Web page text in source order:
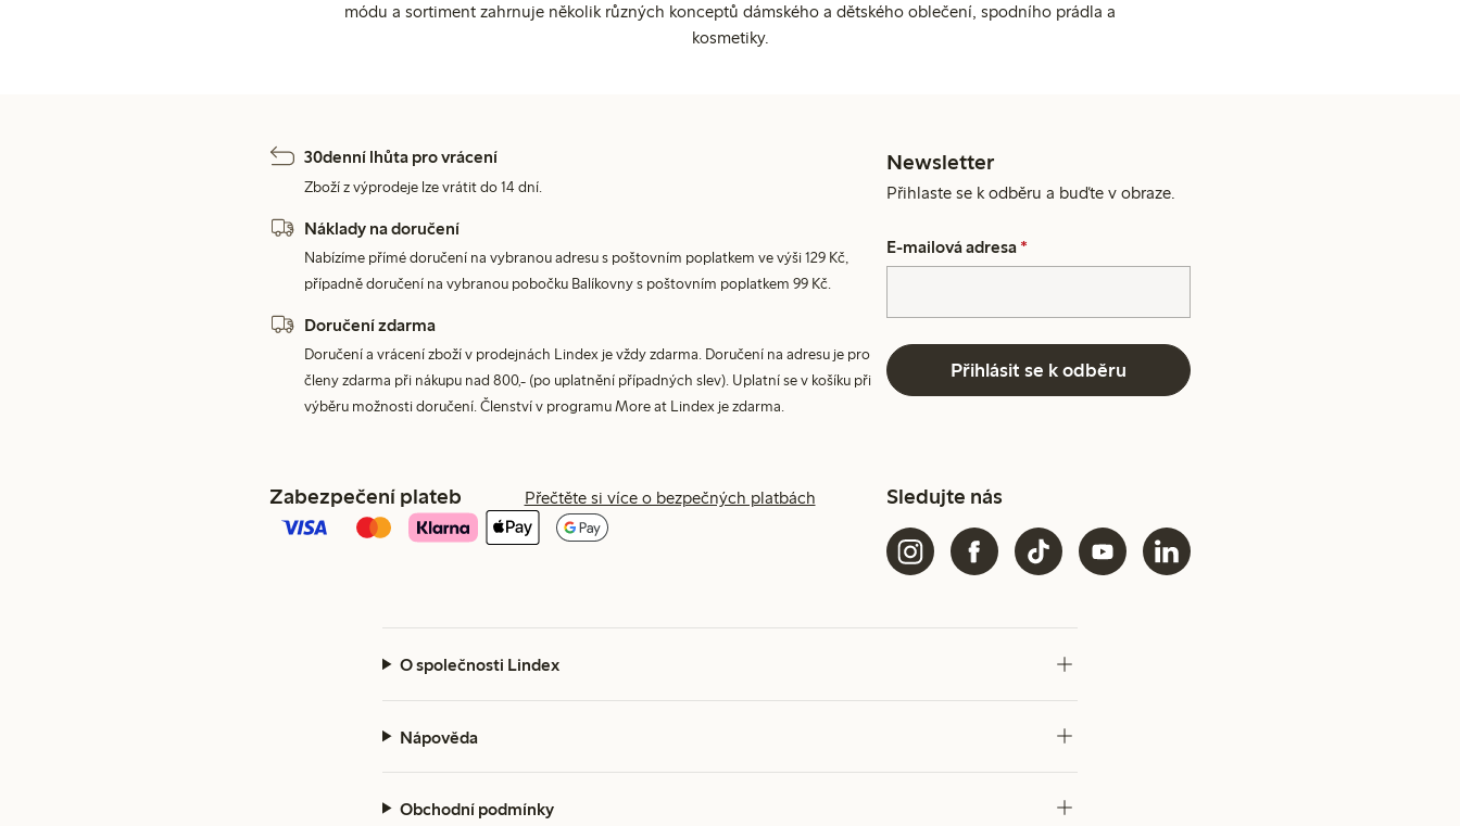
módu a sortiment zahrnuje několik různých konceptů dámského a dětského oblečení, spodního prádla a
kosmetiky.
30denní lhůta pro vrácení
Zboží z výprodeje lze vrátit do 14 dní.
Náklady na doručení
Nabízíme přímé doručení na vybranou adresu s poštovním poplatkem ve výši 129 Kč,
případně doručení na vybranou pobočku Balíkovny s poštovním poplatkem 99 Kč.
Doručení zdarma
Doručení a vrácení zboží v prodejnách Lindex je vždy zdarma. Doručení na adresu je pro
členy zdarma při nákupu nad 800,- (po uplatnění případných slev). Uplatní se v košíku při
výběru možnosti doručení. Členství v programu More at Lindex je zdarma.
Newsletter
Přihlaste se k odběru a buďte v obraze.
E-mailová adresa *
Přihlásit se k odběru
Zabezpečení plateb Přečtěte si více o bezpečných platbách Sledujte nás
O společnosti Lindex
Nápověda
Obchodní podmínky